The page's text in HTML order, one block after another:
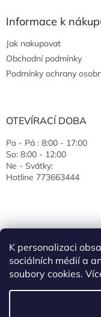
K personalizaci
sociálních médií a
soubory cookies.
Informace k
Jak nakupovat
Obchodní podmínky
Podmínky ochrany
OTEVÍRACÍ DOBA
Po - Pá : 8:00 - 17:00
So: 8:00 - 12:00
Ne - Svátky:
Hotline 773663444